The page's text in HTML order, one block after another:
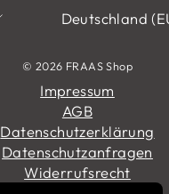
Währung
Deutschland
© 2026 FRAAS Shop
Impressum
AGB
Datenschutzerklärung
Datenschutzanfragen
Widerrufsrecht